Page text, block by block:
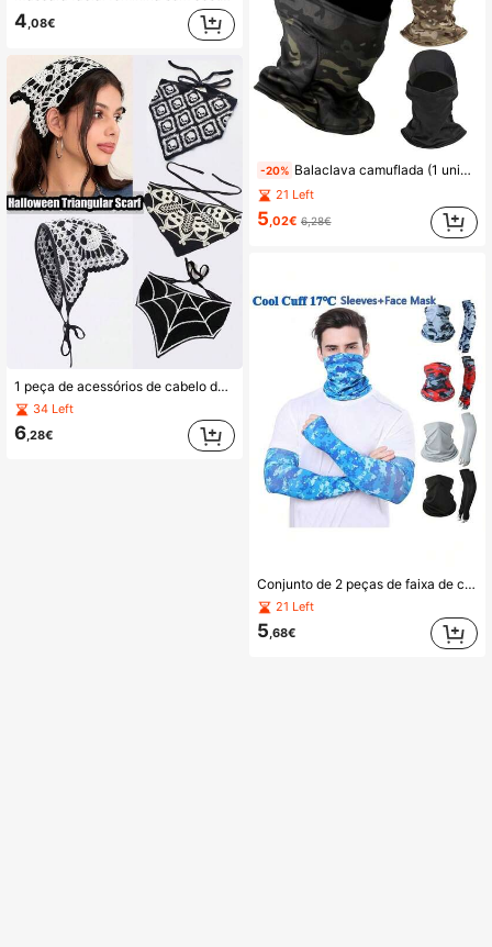
4,08€
1 peça de acessórios de cabelo de crochê com teia de aranha gótica - Tiara de renda preta com laço de fita, lenço triangular, lenço de cabeça e chapéu. Lenço triangular, lenço de cabeça e chapéu perfeitos para o Halloween e moda gótica, decoração de cabelo de Halloween | Design de caveira | Touca de dormir texturizada
34 Left
6,28€
-20% Balaclava camuflada (1 unidade), ideal para esportes ao ar livre, caminhadas, pesca e ciclismo. Oferece proteção solar e respirabilidade com absorção de umidade. Pode ser usada como faixa de cabeça multifuncional e protetor de pescoço. Resistente ao vento e aos raios UV. Perfeita para motociclismo, como máscara facial de inverno, máscara de viagem com forro de lã, máscara de esqui para o Halloween, ideal para o verão, praia, férias e festivais.
21 Left
5,02€ 6,28€
Conjunto de 2 peças de faixa de cabeça multifuncional para ciclismo, mangas de proteção UV em seda gelada para esportes ao ar livre, conjunto unissex de mangas de braço e faixa de cabeça para caminhadas, pesca e direção no verão.
21 Left
5,68€